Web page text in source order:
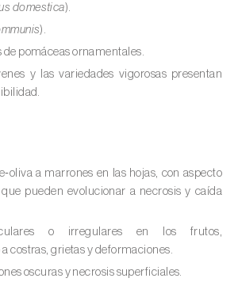
domestica).
).
de pomáceas ornamentales.
y las variedades vigorosas presentan
a marrones en las hojas, con aspecto
pueden evolucionar a necrosis y caída
o irregulares en los frutos,
costras, grietas y deformaciones.
oscuras y necrosis superficiales.